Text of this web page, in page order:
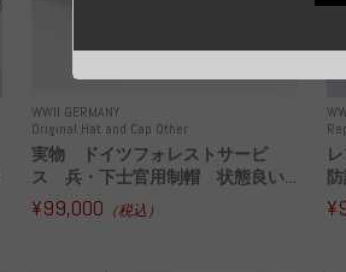
WWII GERMANY
Original Hat and Cap Other
実物 ドイツフォレストサービ
ス 兵・下士官用制帽 状態良い...
¥99,000 （税込）